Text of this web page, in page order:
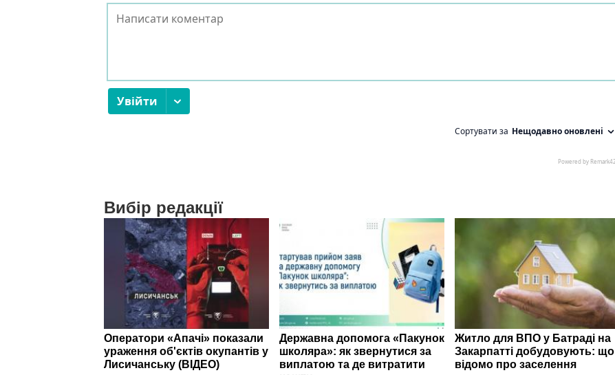
Вибір редакції
Оператори «Апачі» показали
ураження об'єктів окупантів у
Лисичанську (ВІДЕО)
Державна допомога «Пакунок
школяра»: як звернутися за
виплатою та де витратити
Житло для ВПО у Батраді на
Закарпатті добудовують: що
відомо про заселення